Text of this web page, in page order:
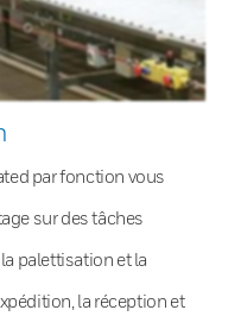
par fonction vous
sur des tâches
palettisation et la
la réception et